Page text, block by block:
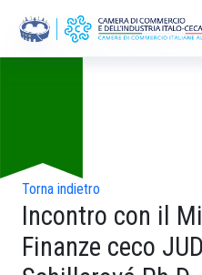
Eventi
Sviluppo Mercato
Soci
Torna indietro
Incontro con il
Finanze ceco